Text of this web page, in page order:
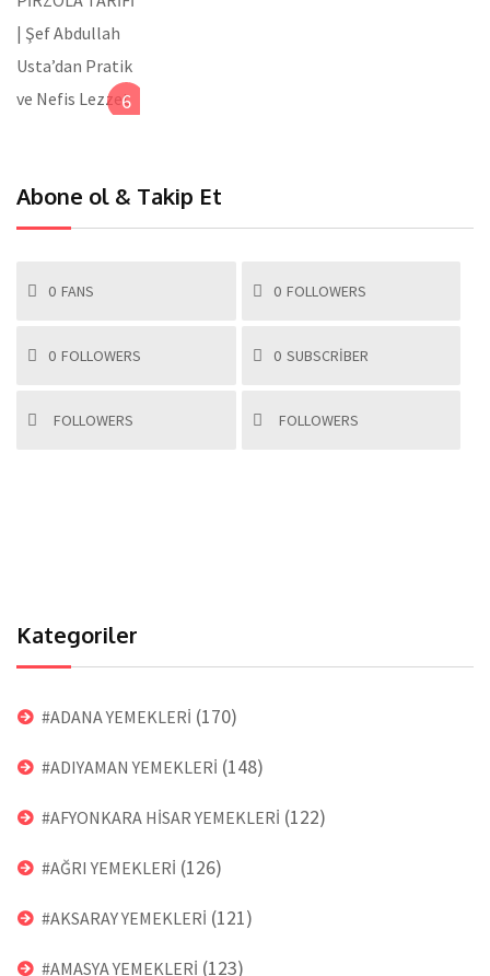
6
Abone ol & Takip Et
0 FANS 0 FOLLOWERS
0 FOLLOWERS 0 SUBSCRIBER
FOLLOWERS FOLLOWERS
Kategoriler
#ADANA YEMEKLERİ (170)
#ADIYAMAN YEMEKLERİ (148)
#AFYONKARA HİSAR YEMEKLERİ (122)
#AĞRI YEMEKLERİ (126)
#AKSARAY YEMEKLERİ (121)
#AMASYA YEMEKLERİ (123)